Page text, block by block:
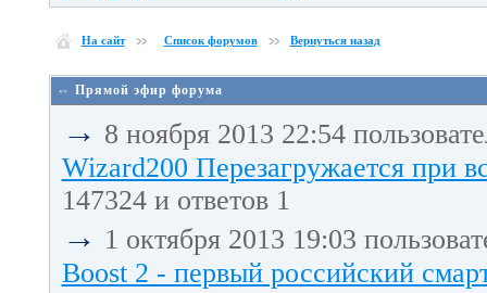
На сайт Список форумов Вернуться назад
⇔ Прямой эфир форума
→ 8 ноября 2013 22:54
Wizard200 Перезагружается при
147324 и ответов 1
→ 1 октября 2013 19:03
Boost 2 - первый российский